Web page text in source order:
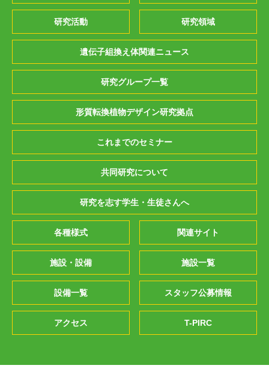
研究活動 研究領域
遺伝子組換え体関連ニュース
研究グループ一覧
形質転換植物デザイン研究拠点
これまでのセミナー
共同研究について
研究を志す学生・生徒さんへ
各種様式 関連サイト
施設・設備 施設一覧
設備一覧 スタッフ公募情報
アクセス T-PIRC